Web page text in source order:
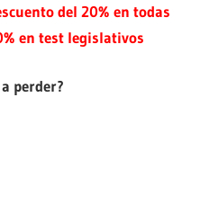
del 20% en todas
en test legislativos
perder?